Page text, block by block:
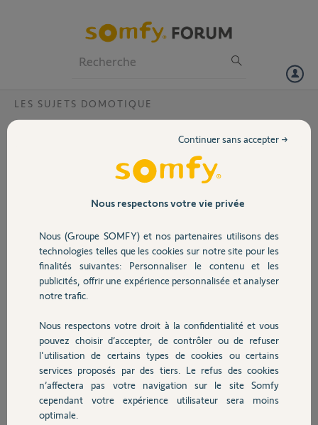
Volet
Sécurité
Domotique
Chauffage
Autres produits
LES SUJETS DOMOTIQUE
tahoma switch connexion?
Je n'arrive pas a fire la 1e connexion avec la thoma switch neuve.
Tout fait: passage en WPA 2, reset, relance de la box, du tel etc. tjs
erreur 1 lors de la connexion wifi. Je désespère!
Merci,
Aude C.
il y a presque 5 ans
Participer au fil de discussion
Réponses
Bonjour Aude.
Il faut activer le Bluetooth sur votre smartphone.
Nous respectons votre vie privée
Nous (Groupe SOMFY) et nos partenaires utilisons des
technologies telles que les cookies sur notre site pour les
finalités suivantes: Personnaliser le contenu et les
publicités, offrir une expérience personnalisée et analyser
notre trafic.
Nous respectons votre droit à la confidentialité et vous
pouvez choisir d’accepter, de contrôler ou de refuser
l'utilisation de certains types de cookies ou certains
services proposés par des tiers. Le refus des cookies
n’affectera pas votre navigation sur le site Somfy
cependant votre expérience utilisateur sera moins
optimale.
Continuer sans accepter →